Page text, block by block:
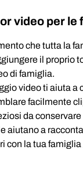
video per le
che tutta la
il proprio
di famiglia.
video ti aiuta a
facilmente
da
aiutano a
con la tua